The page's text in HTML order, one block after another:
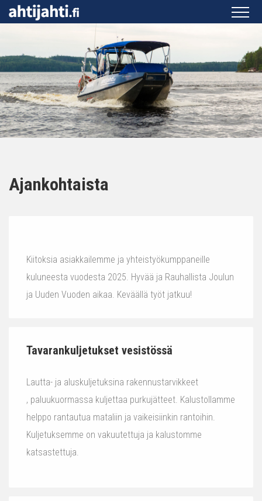
Ajankohtaista
Kiitoksia asiakkailemme ja yhteistyökumppaneille
kuluneesta vuodesta 2025. Hyvää ja Rauhallista Joulun
ja Uuden Vuoden aikaa. Keväällä työt jatkuu!
Tavarankuljetukset vesistössä
Lautta- ja aluskuljetuksina rakennustarvikkeet
, paluukuormassa kuljettaa purkujätteet. Kalustollamme
helppo rantautua mataliin ja vaikeisiinkin rantoihin.
Kuljetuksemme on vakuutettuja ja kalustomme
katsastettuja.